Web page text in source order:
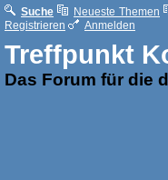
Suche Neueste Themen
Registrieren
Anmelden
Treffpunkt
Das Forum für die